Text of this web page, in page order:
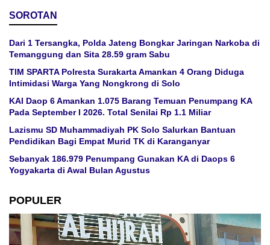
SOROTAN
Dari 1 Tersangka, Polda Jateng Bongkar Jaringan Narkoba di
Temanggung dan Sita 28.59 gram Sabu
TIM SPARTA Polresta Surakarta Amankan 4 Orang Diduga
Intimidasi Warga Yang Nongkrong di Solo
KAI Daop 6 Amankan 1.075 Barang Temuan Penumpang KA
Pada September I 2026. Total Senilai Rp 1.1 Miliar
Lazismu SD Muhammadiyah PK Solo Salurkan Bantuan
Pendidikan Bagi Empat Murid TK di Karanganyar
Sebanyak 186.979 Penumpang Gunakan KA di Daops 6
Yogyakarta di Awal Bulan Agustus
POPULER